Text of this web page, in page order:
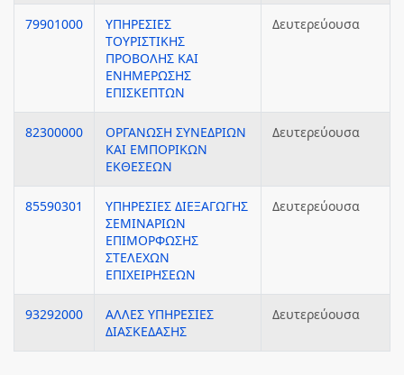
79901000
ΥΠΗΡΕΣΙΕΣ
ΤΟΥΡΙΣΤΙΚΗΣ
ΠΡΟΒΟΛΗΣ ΚΑΙ
ΕΝΗΜΕΡΩΣΗΣ
ΕΠΙΣΚΕΠΤΩΝ
Δευτερεύουσα
82300000
ΟΡΓΑΝΩΣΗ ΣΥΝΕΔΡΙΩΝ
ΚΑΙ ΕΜΠΟΡΙΚΩΝ
ΕΚΘΕΣΕΩΝ
Δευτερεύουσα
85590301
ΥΠΗΡΕΣΙΕΣ ΔΙΕΞΑΓΩΓΗΣ
ΣΕΜΙΝΑΡΙΩΝ
ΕΠΙΜΟΡΦΩΣΗΣ
ΣΤΕΛΕΧΩΝ
ΕΠΙΧΕΙΡΗΣΕΩΝ
Δευτερεύουσα
93292000
ΑΛΛΕΣ ΥΠΗΡΕΣΙΕΣ
ΔΙΑΣΚΕΔΑΣΗΣ
Δευτερεύουσα